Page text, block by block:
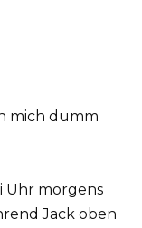
mich dumm
Uhr morgens
Jack oben